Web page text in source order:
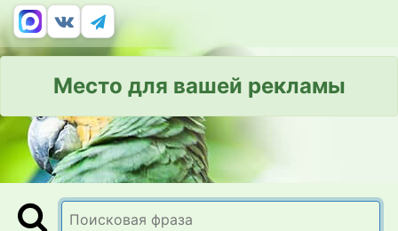
Место для вашей рекламы